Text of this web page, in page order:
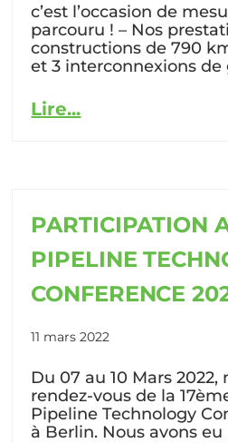
c’est l’occasion de
parcouru ! – Nos
constructions de 790
et 3 interconnexions de
Lire...
PARTICIPATION
PIPELINE
CONFERENCE
11 mars 2022
Du 07 au 10 Mars 2022,
rendez-vous de la
Pipeline Technology
à Berlin. Nous avons